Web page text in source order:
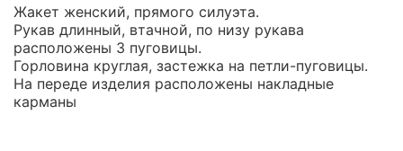
Жакет женский, прямого силуэта.
Рукав длинный, втачной, по низу рукава
расположены 3 пуговицы.
Горловина круглая, застежка на петли-пуговицы.
На переде изделия расположены накладные
карманы